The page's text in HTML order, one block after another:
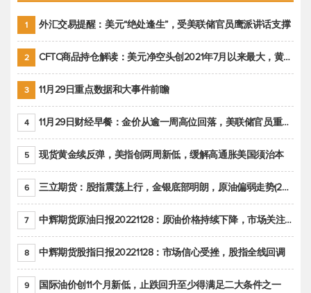
1 外汇交易提醒：美元“绝处逢生”，受美联储官员鹰派讲话支撑
2 CFTC商品持仓解读：美元净空头创2021年7月以来最大，黄金期货投机性净多头头寸减少
3 11月29日重点数据和大事件前瞻
4 11月29日财经早餐：金价从逾一周高位回落，美联储官员重申鹰派立场推动美元回升
5 现货黄金续反弹，美指创两周新低，缓解高通胀美国须治本
6 三立期货：股指震荡上行，金银底部明朗，原油偏弱走势(20221128收评)
7 中辉期货原油日报20221128：原油价格持续下降，市场关注OPEC+新一轮产能政策
8 中辉期货股指日报20221128：市场信心受挫，股指全线回调
9 国际油价创11个月新低，止跌回升至少得满足二大条件之一